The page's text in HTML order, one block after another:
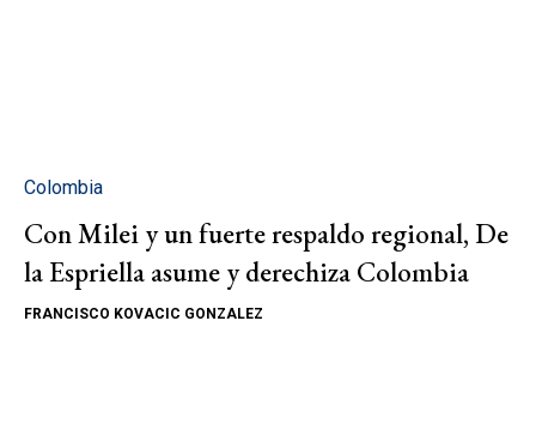
Colombia
Con Milei y un fuerte respaldo regional, De
la Espriella asume y derechiza Colombia
FRANCISCO KOVACIC GONZALEZ